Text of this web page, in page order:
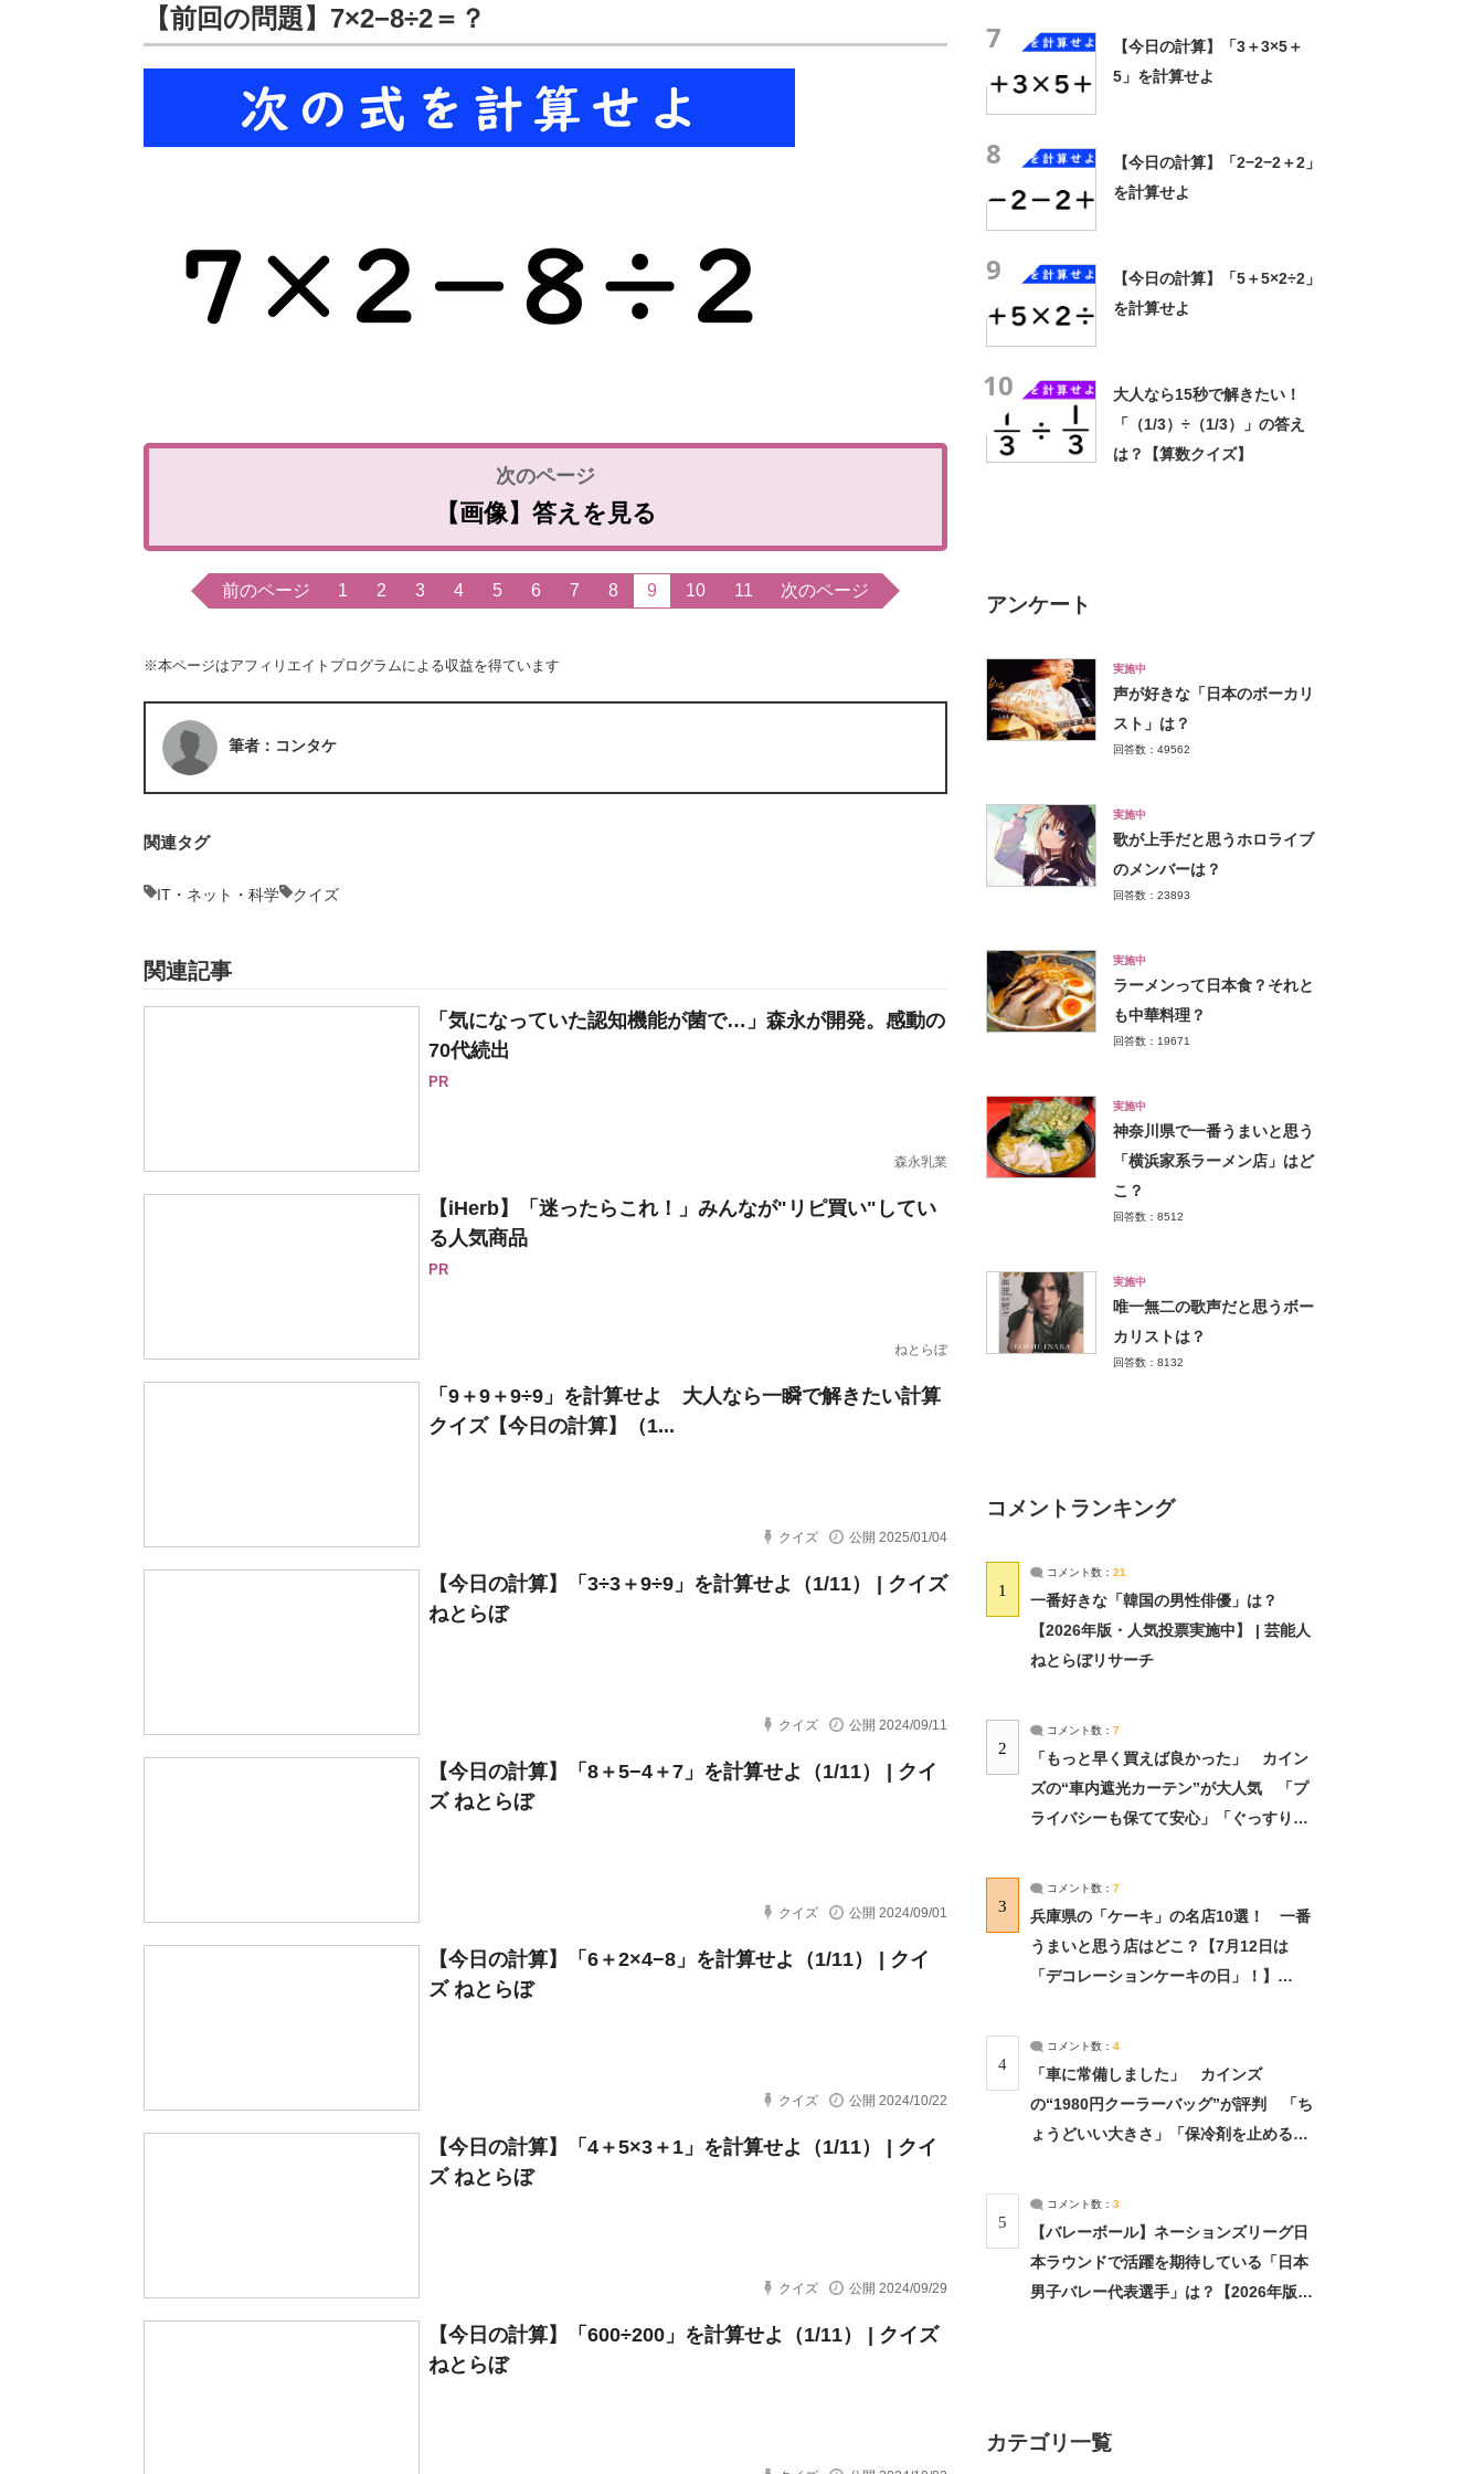
【前回の問題】7×2−8÷2＝？
【画像】答えを見る
前のページ 1 2 3 4 5 6 7 8 9 10 11 次のページ
※本ページはアフィリエイトプログラムによる収益を得ています
筆者：コンタケ
関連タグ
IT・ネット・科学 クイズ
関連記事
「気になっていた認知機能が菌で…」森永が開発。感動の
70代続出
PR
森永乳業
【iHerb】「迷ったらこれ！」みんなが"リピ買い"してい
る人気商品
PR
ねとらぼ
「9＋9＋9÷9」を計算せよ 大人なら一瞬で解きたい計算
クイズ【今日の計算】（1...
クイズ 公開 2025/01/04
【今日の計算】「3÷3＋9÷9」を計算せよ（1/11） | クイズ
ねとらぼ
クイズ 公開 2024/09/11
【今日の計算】「8＋5−4＋7」を計算せよ（1/11） | クイ
ズ ねとらぼ
クイズ 公開 2024/09/01
【今日の計算】「6＋2×4−8」を計算せよ（1/11） | クイ
ズ ねとらぼ
クイズ 公開 2024/10/22
【今日の計算】「4＋5×3＋1」を計算せよ（1/11） | クイ
ズ ねとらぼ
クイズ 公開 2024/09/29
【今日の計算】「600÷200」を計算せよ（1/11） | クイズ
ねとらぼ
7
【今日の計算】「3＋3×5＋
5」を計算せよ
8
【今日の計算】「2−2−2＋2」
を計算せよ
9
【今日の計算】「5＋5×2÷2」
を計算せよ
10
大人なら15秒で解きたい！
「（1/3）÷（1/3）」の答え
は？【算数クイズ】
アンケート
実施中
声が好きな「日本のボーカリ
スト」は？
回答数：49562
実施中
歌が上手だと思うホロライブ
のメンバーは？
回答数：23893
実施中
ラーメンって日本食？それと
も中華料理？
回答数：19671
実施中
神奈川県で一番うまいと思う
「横浜家系ラーメン店」はど
こ？
回答数：8512
実施中
唯一無二の歌声だと思うボー
カリストは？
回答数：8132
コメントランキング
1
コメント数： 21
一番好きな「韓国の男性俳優」は？
【2026年版・人気投票実施中】 | 芸能人
ねとらぼリサーチ
2
コメント数： 7
「もっと早く買えば良かった」 カイン
ズの“車内遮光カーテン”が大人気 「プ
ライバシーも保てて安心」「ぐっすり眠
3
コメント数： 7
兵庫県の「ケーキ」の名店10選！ 一番
うまいと思う店はどこ？【7月12日は
「デコレーションケーキの日」！】
4
コメント数： 4
「車に常備しました」 カインズ
の“1980円クーラーバッグ”が評判 「ち
ょうどいい大きさ」「保冷剤を止めるベ
5
コメント数： 3
【バレーボール】ネーションズリーグ日
本ラウンドで活躍を期待している「日本
男子バレー代表選手」は？【2026年版・
カテゴリ一覧